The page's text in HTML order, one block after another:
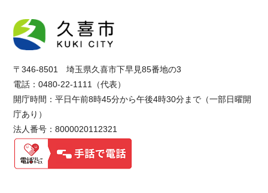
〒346-8501 埼玉県久喜市下早見85番地の3
電話：0480-22-1111（代表）
開庁時間：平日午前8時45分から午後4時30分まで（一部日曜開
庁あり）
法人番号：8000020112321